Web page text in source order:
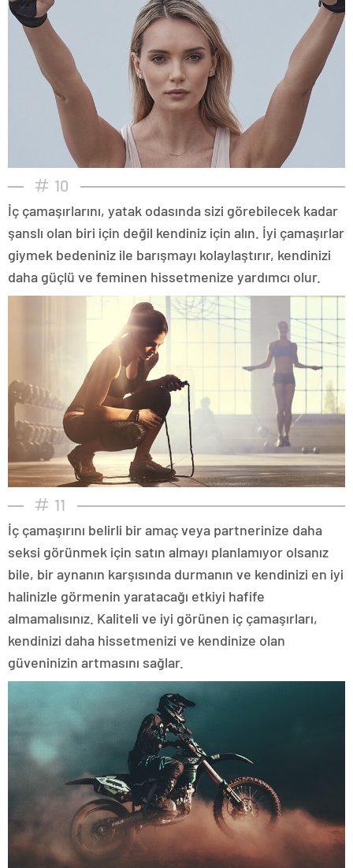
10
İç çamaşırlarını, yatak odasında sizi görebilecek kadar
şanslı olan biri için değil kendiniz için alın. İyi çamaşırlar
giymek bedeniniz ile barışmayı kolaylaştırır, kendinizi
daha güçlü ve feminen hissetmenize yardımcı olur.
11
İç çamaşırını belirli bir amaç veya partnerinize daha
seksi görünmek için satın almayı planlamıyor olsanız
bile, bir aynanın karşısında durmanın ve kendinizi en iyi
halinizle görmenin yaratacağı etkiyi hafife
almamalısınız. Kaliteli ve iyi görünen iç çamaşırları,
kendinizi daha hissetmenizi ve kendinize olan
güveninizin artmasını sağlar.